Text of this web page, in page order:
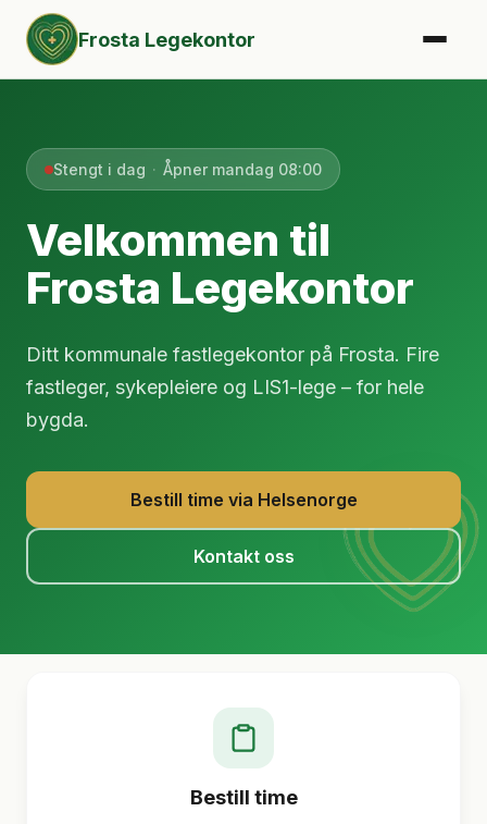
Frosta Legekontor
Stengt i dag · Åpner mandag 08:00
Velkommen til
Frosta Legekontor
Ditt kommunale fastlegekontor på Frosta. Fire
fastleger, sykepleiere og LIS1-lege – for hele
bygda.
Bestill time via Helsenorge
Kontakt oss
Bestill time